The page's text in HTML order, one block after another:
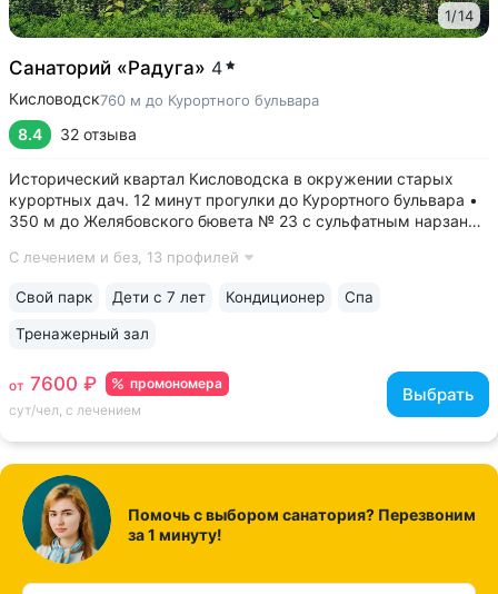
1/14
Санаторий «Радуга» 4
Кисловодск760 м до Курортного бульвара
8.4 32 отзыва
Исторический квартал Кисловодска в окружении старых
курортных дач. 12 минут прогулки до Курортного бульвара •
350 м до Желябовского бювета № 23 с сульфатным нарзаном
мест • Комфортные номера отельного типа. Есть номера
С лечением и без, 13 профилей
промономера
от 7600 ₽
сут/чел, с лечением
Выбрать
Свой парк Дети с 7 лет Кондиционер Спа
Тренажерный зал
Помочь с выбором санатория? Перезвоним
за 1 минуту!